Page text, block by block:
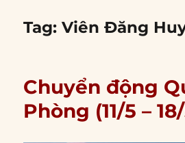
Tag:Viên Đăng
Chuyển động
Phòng (11/5 –